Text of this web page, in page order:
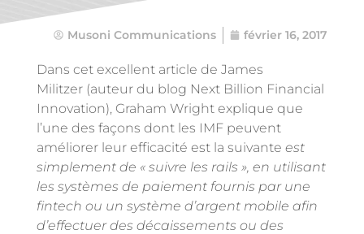
Musoni Communications février 16, 2017
Dans cet excellent article de James
Militzer (auteur du blog Next Billion Financial
Innovation), Graham Wright explique que
l’une des façons dont les IMF peuvent
améliorer leur efficacité est la suivante est
simplement de « suivre les rails », en utilisant
les systèmes de paiement fournis par une
fintech ou un système d’argent mobile afin
d’effectuer des décaissements ou des